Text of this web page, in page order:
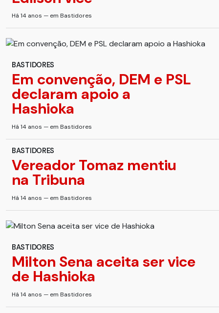
Há 14 anos — em Bastidores
BASTIDORES
Em convenção, DEM e PSL
declaram apoio a
Hashioka
Há 14 anos — em Bastidores
BASTIDORES
Vereador Tomaz mentiu
na Tribuna
Há 14 anos — em Bastidores
BASTIDORES
Milton Sena aceita ser vice
de Hashioka
Há 14 anos — em Bastidores